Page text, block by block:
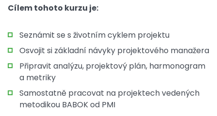
Cílem tohoto kurzu je:
Seznámit se s životním cyklem projektu
Osvojit si základní návyky projektového manažera
Připravit analýzu, projektový plán, harmonogram
a metriky
Samostatně pracovat na projektech vedených
metodikou BABOK od PMI